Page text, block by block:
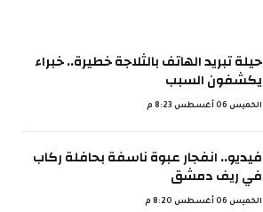
حيلة تبريد الهاتف بالثلاجة خطيرة.. خبراء
يكشفون السبب
الخميس 06 أغسطس 8:23 م
فيديو.. انفجار عبوة ناسفة بحافلة ركاب
في ريف دمشق
الخميس 06 أغسطس 8:20 م